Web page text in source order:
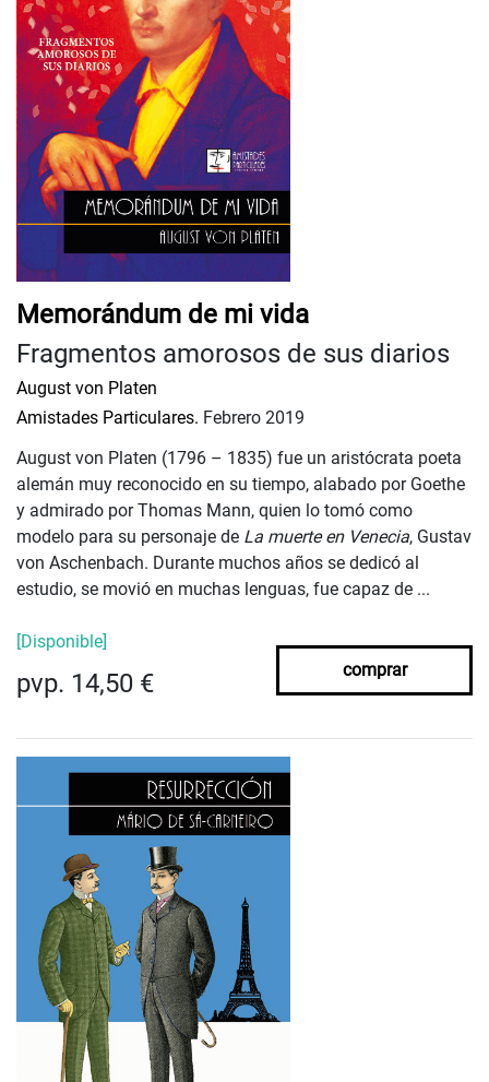
Memorándum de mi vida
Fragmentos amorosos de sus diarios
August von Platen
Amistades Particulares. Febrero 2019
August von Platen (1796 – 1835) fue un aristócrata poeta
alemán muy reconocido en su tiempo, alabado por Goethe
y admirado por Thomas Mann, quien lo tomó como
modelo para su personaje de La muerte en Venecia, Gustav
von Aschenbach. Durante muchos años se dedicó al
estudio, se movió en muchas lenguas, fue capaz de ...
[Disponible]
pvp. 14,50 € comprar